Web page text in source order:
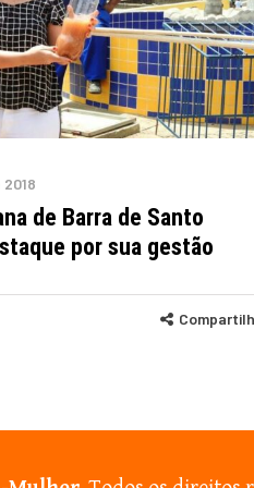
de Barra de Santo
por sua gestão